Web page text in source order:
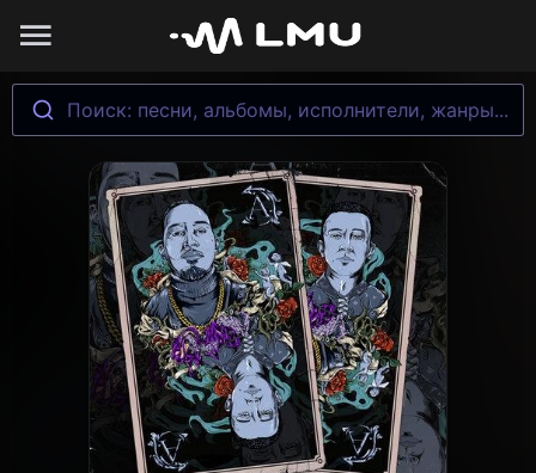
Поиск: песни, альбомы, исполнители, жанры...